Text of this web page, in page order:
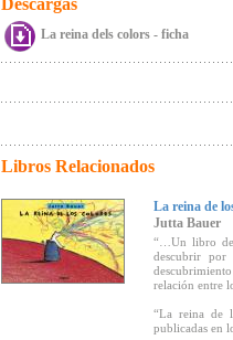
Descargas
La reina dels colors - ficha
Libros Relacionados
La reina de
Jutta Bauer
“…Un libro
descubrir
relación entre
“La reina de
publicadas en